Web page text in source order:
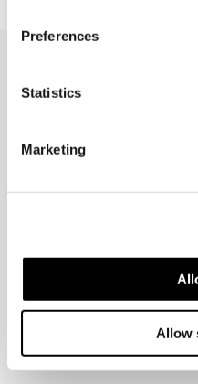
Preferences
Statistics
Marketing
Allow